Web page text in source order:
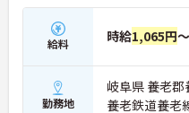
給料 時給1,065円～
勤務地
岐阜県 養老
養老鉄道養老